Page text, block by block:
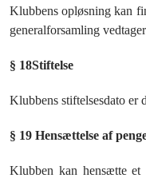
Klubbens opløsning kan
generalforsamling
§ 18Stiftelse
Klubbens stiftelsesdato er
§ 19 Hensættelse af
Klubben kan hensætte